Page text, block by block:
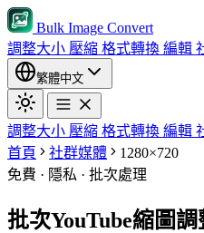
Bulk Image Convert
調整大小 壓縮 格式轉換 編輯
繁體中文
調整大小 壓縮 格式轉換 編輯
首頁
社群媒體
1280×720
免費 · 隱私 · 批次處理
批次YouTube縮圖調